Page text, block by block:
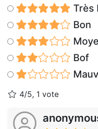
Très
Bon
Bof
4/5, 1 vote